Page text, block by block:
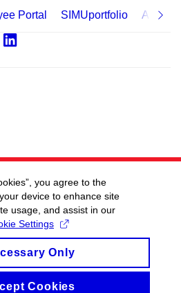
Portal SIMUportfolio
you agree to the
device to enhance site
usage, and assist in our
Settings
Only
Cookies